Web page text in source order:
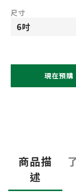
尺寸
現在預購
商品描
述